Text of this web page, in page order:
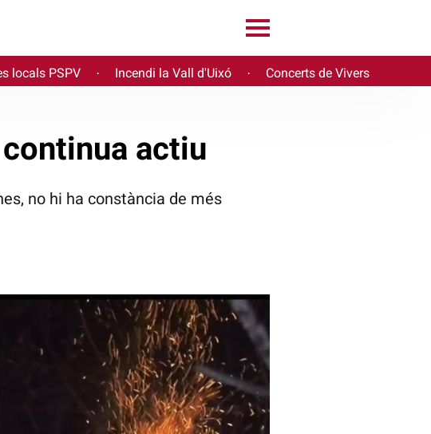
locals PSPV · Incendi la Vall d'Uixó · Concerts de Vivers
actiu
no hi ha constància de més